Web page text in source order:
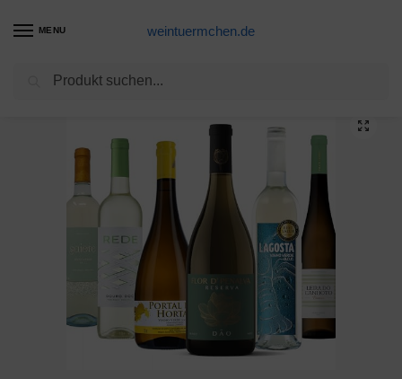
MENU weintuermchen.de
Weißwein-Produkte